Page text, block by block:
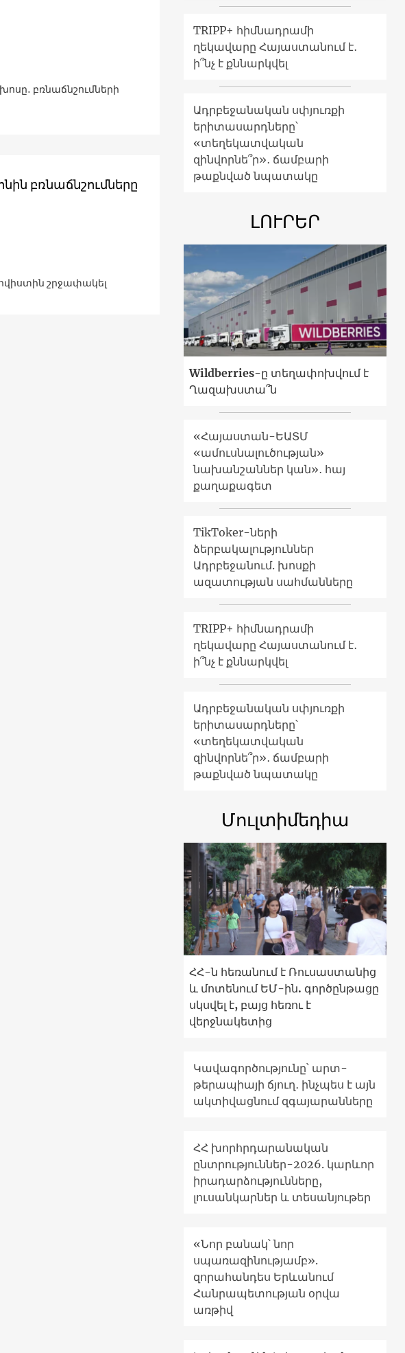
բռնաճնշումների
բռնաճնշումները
ակտիվիստին շրջափակել
TRIPP+ հիմնադրամի
ղեկավարը Հայաստանում է․
ի՞նչ է քննարկվել
Ադրբեջանական սփյուռքի
երիտասարդները՝
«տեղեկատվական
զինվորնե՞ր»․ ճամբարի
թաքնված նպատակը
ԼՈՒՐԵՐ
Wildberries-ը տեղափոխվում է
Ղազախստա՞ն
«Հայաստան-ԵԱՏՄ
«ամուսնալուծության»
նախանշաններ կան»․ հայ
քաղաքագետ
TikToker-ների
ձերբակալություններ
Ադրբեջանում. խոսքի
ազատության սահմանները
TRIPP+ հիմնադրամի
ղեկավարը Հայաստանում է․
ի՞նչ է քննարկվել
Ադրբեջանական սփյուռքի
երիտասարդները՝
«տեղեկատվական
զինվորնե՞ր»․ ճամբարի
թաքնված նպատակը
Մուլտիմեդիա
ՀՀ-ն հեռանում է Ռուսաստանից
և մոտենում ԵՄ-ին. գործընթացը
սկսվել է, բայց հեռու է
վերջնակետից
Կավագործությունը՝ արտ-
թերապիայի ճյուղ․ ինչպես է այն
ակտիվացնում զգայարանները
ՀՀ խորհրդարանական
ընտրություններ-2026. կարևոր
իրադարձությունները,
լուսանկարներ և տեսանյութեր
«Նոր բանակ՝ նոր
սպառազինությամբ».
զորահանդես Երևանում
Հանրապետության օրվա
առթիվ